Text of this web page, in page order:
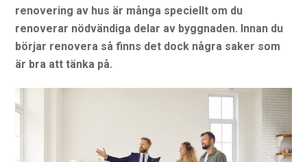
renovering av hus är många speciellt om du
renoverar nödvändiga delar av byggnaden. Innan du
börjar renovera så finns det dock några saker som
är bra att tänka på.